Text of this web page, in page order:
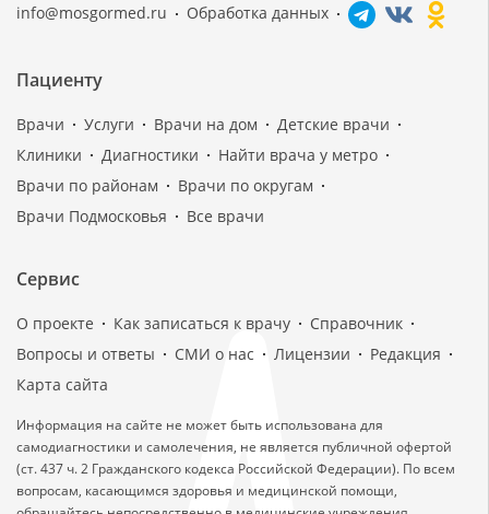
info@mosgormed.ru Обработка данных
Пациенту
Врачи Услуги Врачи на дом
Детские врачи
Клиники
Диагностики
Найти врача у метро
Врачи по районам
Врачи по округам
Врачи Подмосковья
Все врачи
Сервис
О проекте Как записаться к врачу
Справочник
Вопросы и ответы
СМИ о нас Лицензии
Редакция
Карта сайта
Информация на сайте не может быть использована для
самодиагностики и самолечения, не является публичной офертой
(ст. 437 ч. 2 Гражданского кодекса Российской Федерации). По всем
вопросам, касающимся здоровья и медицинской помощи,